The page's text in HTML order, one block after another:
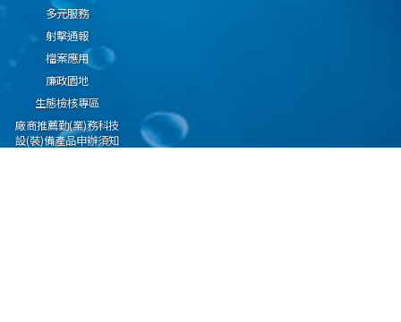
多元服務
射擊通報
檔案應用
廉政園地
生態檢核專區
廠商推薦勤(業)務科技
設(裝)備產品申辦須知